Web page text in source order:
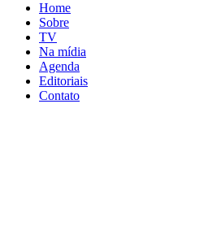
Home
Sobre
TV
Na mídia
Agenda
Editoriais
Contato